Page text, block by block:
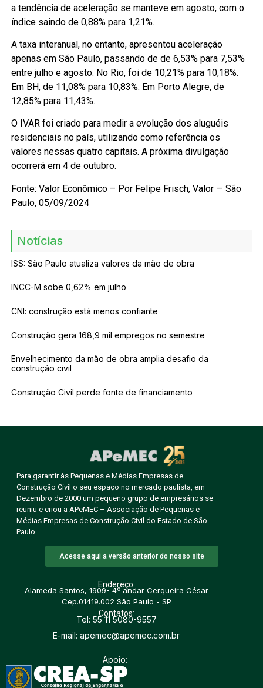
a tendência de aceleração se manteve em agosto, com o
índice saindo de 0,88% para 1,21%.
A taxa interanual, no entanto, apresentou aceleração
apenas em São Paulo, passando de de 6,53% para 7,53%
entre julho e agosto. No Rio, foi de 10,21% para 10,18%.
Em BH, de 11,08% para 10,83%. Em Porto Alegre, de
12,85% para 11,43%.
O IVAR foi criado para medir a evolução dos aluguéis
residenciais no país, utilizando como referência os
valores nessas quatro capitais. A próxima divulgação
ocorrerá em 4 de outubro.
Fonte: Valor Econômico – Por Felipe Frisch, Valor — São
Paulo, 05/09/2024
Notícias
ISS: São Paulo atualiza valores da mão de obra
INCC-M sobe 0,62% em julho
CNI: construção está menos confiante
Construção gera 168,9 mil empregos no semestre
Envelhecimento da mão de obra amplia desafio da
construção civil
Construção Civil perde fonte de financiamento
Para garantir às Pequenas e Médias Empresas de
Construção Civil o seu espaço no mercado paulista, em
Dezembro de 2000 um pequeno grupo de empresários se
reuniu e criou a APeMEC – Associação de Pequenas e
Médias Empresas de Construção Civil do Estado de São
Paulo
Acesse aqui a versão anterior do nosso site
Endereço:
Alameda Santos, 1909- 4º andar Cerqueira César
Cep.01419.002 São Paulo - SP
Contatos:
Tel: 55 11 5080-9557
E-mail: apemec@apemec.com.br
Apoio: